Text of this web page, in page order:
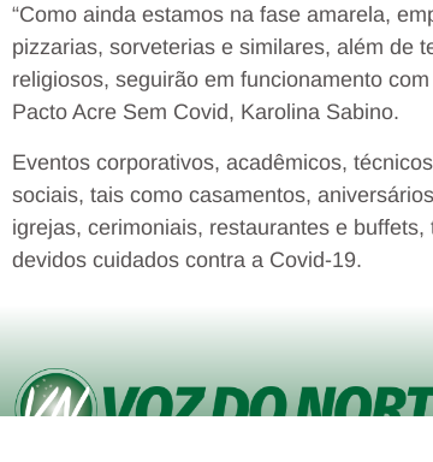
“Como ainda estamos na fase amarela,
pizzarias, sorveterias e similares, além de
religiosos, seguirão em funcionamento
Pacto Acre Sem Covid, Karolina Sabino.
Eventos corporativos, acadêmicos,
sociais, tais como casamentos,
igrejas, cerimoniais, restaurantes e
devidos cuidados contra a Covid-19.